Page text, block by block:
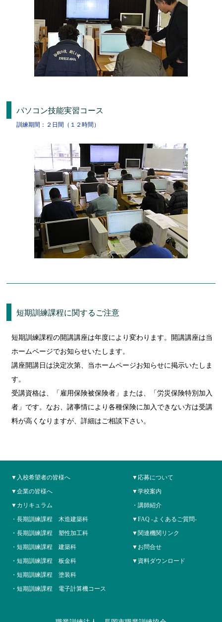
パソコン技能実習コース
訓練期間：２日間（１２時間）
短期訓練課程に関するご注意
短期訓練課程の開講講座は年度により変わります。開講講座は当
ホームページでお知らせいたします。
講座開講日は決定次第、当ホームページお知らせに掲示いたしま
す。
受講資格は、「雇用保険被保険者」または、「労災保険特別加入
者」です。なお、諸事情により各種保険に加入できない方は受講
料が高くなりますが、詳細はご相談下さい。
入校希望者の皆様へ
企業の皆様へ
カリキュラム
長期訓練課程 木造建築科
長期訓練課程 塑性加工科
短期訓練課程 建築科
短期訓練課程 板金科
短期訓練課程 塗装科
短期訓練課程 電子計算機コース
応募について
学校案内
講師紹介
FAQ -よくあるご質問-
関連機関リンク
お問合せ
資料ダウンロード